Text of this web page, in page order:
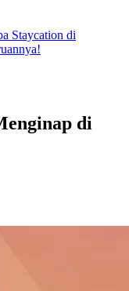
Staycation di
di